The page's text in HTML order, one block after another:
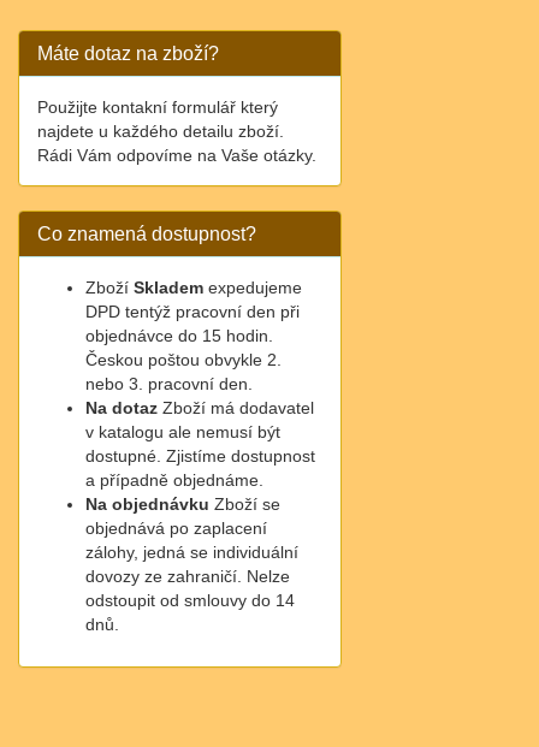
Máte dotaz na zboží?
Použijte kontakní formulář který
najdete u každého detailu zboží.
Rádi Vám odpovíme na Vaše otázky.
Co znamená dostupnost?
Zboží Skladem expedujeme
DPD tentýž pracovní den při
objednávce do 15 hodin.
Českou poštou obvykle 2.
nebo 3. pracovní den.
Na dotaz Zboží má dodavatel
v katalogu ale nemusí být
dostupné. Zjistíme dostupnost
a případně objednáme.
Na objednávku Zboží se
objednává po zaplacení
zálohy, jedná se individuální
dovozy ze zahraničí. Nelze
odstoupit od smlouvy do 14
dnů.